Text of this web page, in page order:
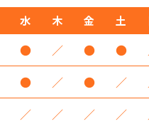
水 木 金 土
● ／ ● ●
● ／ ● ／
／ ／ ／ ／